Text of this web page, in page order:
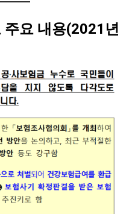
주요 내용(2021년